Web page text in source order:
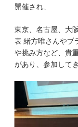
開催され、
東京、名古屋、大
表 緒方唯さんやブ
や挑み方など、貴
があり、参加して